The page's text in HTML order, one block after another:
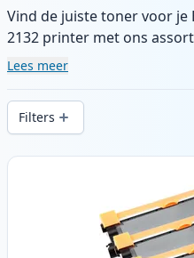
Vind de juiste toner voor je
2132 printer met ons
compatibele en high-yield
snelle levering vanuit lokale
Lees meer
Filters
Producten